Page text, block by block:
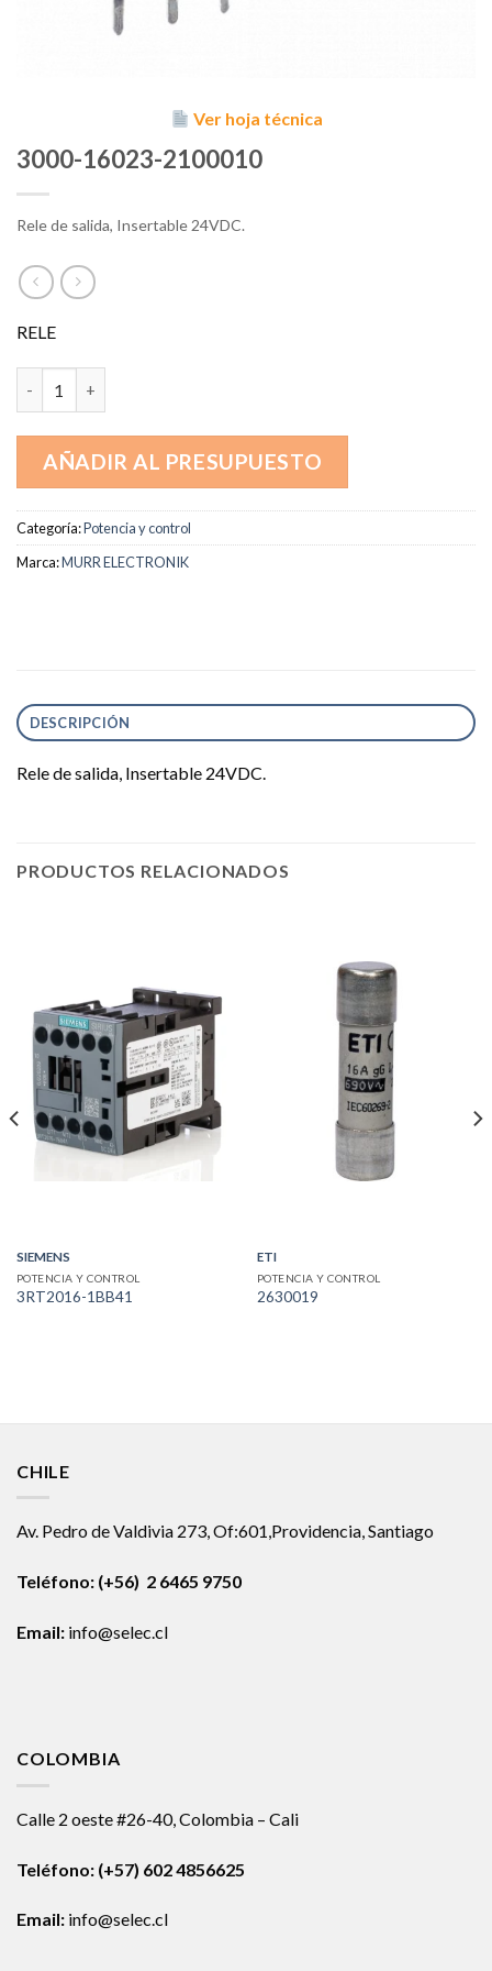
Ver hoja técnica
3000-16023-2100010
Rele de salida, Insertable 24VDC.
RELE
AÑADIR AL PRESUPUESTO
Categoría:Potencia y control
Marca:MURR ELECTRONIK
DESCRIPCIÓN
Rele de salida, Insertable 24VDC.
PRODUCTOS RELACIONADOS
SIEMENS
POTENCIA Y CONTROL
3RT2016-1BB41
ETI
POTENCIA Y CONTROL
2630019
CHILE
Av. Pedro de Valdivia 273, Of:601,Providencia, Santiago
Teléfono: (+56) 2 6465 9750
Email: info@selec.cl
COLOMBIA
Calle 2 oeste #26-40, Colombia – Cali
Teléfono: (+57) 602 4856625
Email: info@selec.cl